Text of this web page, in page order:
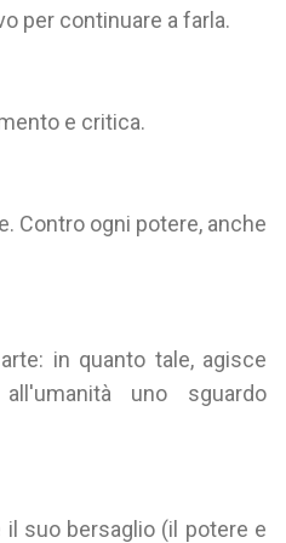
per continuare a farla.
e critica.
Contro ogni potere, anche
in quanto tale, agisce
uno sguardo
suo bersaglio (il potere e